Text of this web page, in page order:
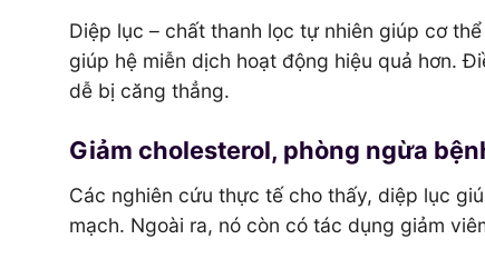
Diệp lục – chất thanh lọc tự nhiên giúp cơ
giúp hệ miễn dịch hoạt động hiệu quả hơn.
dễ bị căng thẳng.
Giảm cholesterol, phòng ngừa
Các nghiên cứu thực tế cho thấy, diệp lục
mạch. Ngoài ra, nó còn có tác dụng giảm